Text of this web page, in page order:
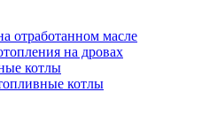
отработанном масле
на дровах
котлы
котлы